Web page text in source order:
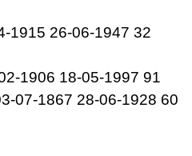
1915 26-06-1947 32
1906 18-05-1997 91
07-1867 28-06-1928 60